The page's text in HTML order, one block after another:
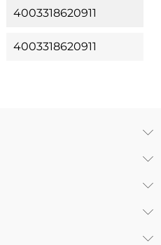
4003318620911
4003318620911